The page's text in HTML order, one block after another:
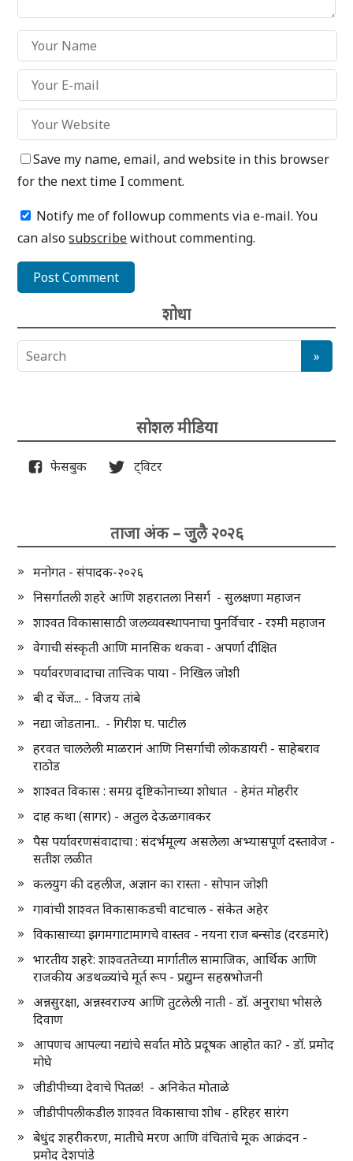
Save my name, email, and website in this browser
for the next time I comment.
Notify me of followup comments via e-mail. You
can alsosubscribewithout commenting.
शोधा
सोशल मीडिया
फेसबुक ट्विटर
ताजा अंक – जुलै २०२६
मनोगत - संपादक-२०२६
निसर्गातली शहरे आणि शहरातला निसर्ग - सुलक्षणा महाजन
शाश्वत विकासासाठी जलव्यवस्थापनाचा पुनर्विचार - रश्मी महाजन
वेगाची संस्कृती आणि मानसिक थकवा - अपर्णा दीक्षित
पर्यावरणवादाचा तात्त्विक पाया - निखिल जोशी
बी द चेंज... - विजय तांबे
नद्या जोडताना.. - गिरीश घ. पाटील
हरवत चाललेली माळरानं आणि निसर्गाची लोकडायरी - साहेबराव
राठोड
शाश्वत विकास : समग्र दृष्टिकोनाच्या शोधात - हेमंत मोहरीर
दाह कथा (सागर) - अतुल देऊळगावकर
पैस पर्यावरणसंवादाचा : संदर्भमूल्य असलेला अभ्यासपूर्ण दस्तावेज -
सतीश लळीत
कलयुग की दहलीज, अज्ञान का रास्ता - सोपान जोशी
गावांची शाश्वत विकासाकडची वाटचाल - संकेत अहेर
विकासाच्या झगमगाटामागचे वास्तव - नयना राज बन्सोड (दरडमारे)
भारतीय शहरे: शाश्वततेच्या मार्गातील सामाजिक, आर्थिक आणि
राजकीय अडथळ्यांचे मूर्त रूप - प्रद्युम्न सहस्रभोजनी
अन्नसुरक्षा, अन्नस्वराज्य आणि तुटलेली नाती - डॉ. अनुराधा भोसले
दिवाण
आपणच आपल्या नद्यांचे सर्वात मोठे प्रदूषक आहोत का? - डॉ. प्रमोद
मोघे
जीडीपीच्या देवाचे पितळ! - अनिकेत मोताळे
जीडीपीपलीकडील शाश्वत विकासाचा शोध - हरिहर सारंग
बेधुंद शहरीकरण, मातीचे मरण आणि वंचितांचे मूक आक्रंदन -
प्रमोद देशपांडे